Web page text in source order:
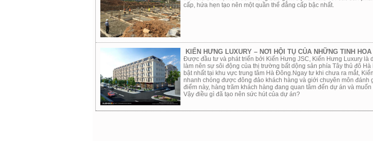
cấp, hứa hẹn tạo nên một quần thể đẳng cấp bậc nhất.
KIẾN HƯNG LUXURY – NƠI HỘI TỤ CỦA NHỮNG TINH HOA
Được đầu tư và phát triển bởi Kiến Hưng JSC, Kiến Hưng Luxury là
làm nên sự sôi động của thị trường bất dộng sản phía Tây thủ đô Hà
bật nhất tại khu vực trung tâm Hà Đông.Ngay tư khi chưa ra mắt,
nhanh chóng được đông đảo khách hàng và giới chuyên môn đánh
điểm này, hàng trăm khách hàng đang quan tâm đến dự án và
Vậy điều gì đã tạo nên sức hút của dự án?